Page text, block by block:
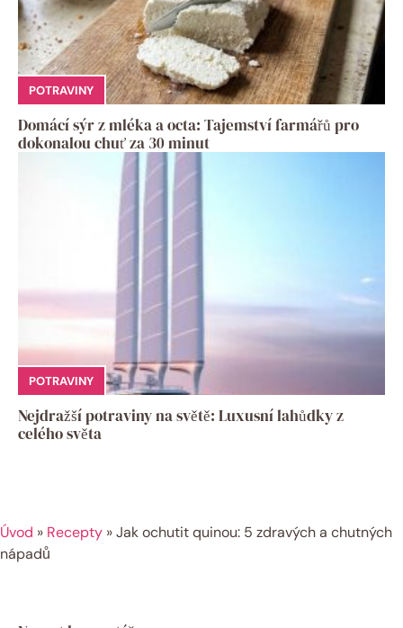
POTRAVINY
Domácí sýr z mléka a octa: Tajemství farmářů pro
dokonalou chuť za 30 minut
POTRAVINY
Nejdražší potraviny na světě: Luxusní lahůdky z
celého světa
Úvod » Recepty »Jak ochutit quinou: 5 zdravých a chutných
nápadů